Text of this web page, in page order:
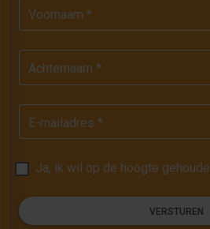
Voornaam *
Achternaam *
E-mailadres *
Ja, ik wil op de hoogte
VERSTUREN